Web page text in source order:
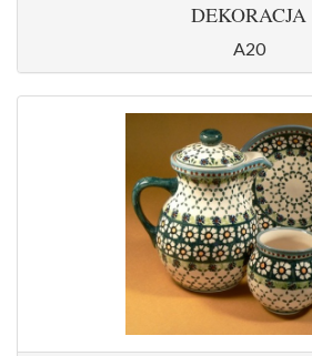
DEKORACJA
A20